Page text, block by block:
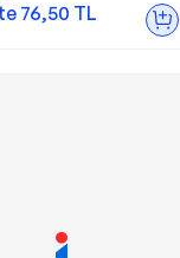
76,50 TL